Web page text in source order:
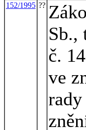
152/1995 ??
Sb.,
č.
ve